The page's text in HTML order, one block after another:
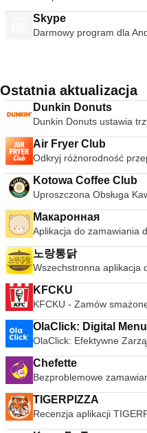
Skype
Darmowy program dla
Ostatnia aktualizacja
Dunkin Donuts
Dunkin Donuts ustawia
Air Fryer Club
Odkryj różnorodność
Kotowa Coffee Club
Uproszczona Obsługa
Макаронная
Aplikacja do zamawiania
노랑통닭
Wszechstronna aplikacja
KFCKU
KFCKU - Zamów
OlaClick: Digital
OlaClick: Efektywne
Chefette
Bezproblemowe
TIGERPIZZA
Recenzja aplikacji